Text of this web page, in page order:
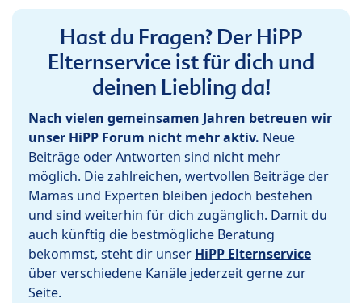
Hast du Fragen? Der HiPP
Elternservice ist für dich und
deinen Liebling da!
Nach vielen gemeinsamen Jahren betreuen wir
unser HiPP Forum nicht mehr aktiv. Neue
Beiträge oder Antworten sind nicht mehr
möglich. Die zahlreichen, wertvollen Beiträge der
Mamas und Experten bleiben jedoch bestehen
und sind weiterhin für dich zugänglich. Damit du
auch künftig die bestmögliche Beratung
bekommst, steht dir unser HiPP Elternservice
über verschiedene Kanäle jederzeit gerne zur
Seite.